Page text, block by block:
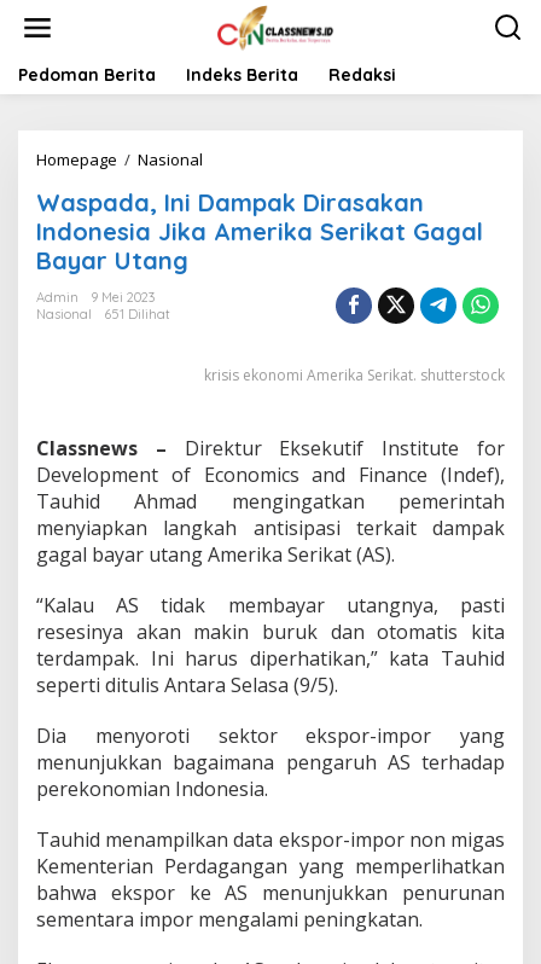
t
Pedoman Berita Indeks Berita Redaksi
Homepage / Nasional
s
p
a
i
m
p
a
D
s
a
k
a
d
o
e
s
i
a
J
Waspada, Ini Dampak Dirasakan
Indonesia Jika Amerika Serikat Gagal
Bayar Utang
Admin
9 Mei 2023
Nasional
651 Dilihat
krisis ekonomi Amerika Serikat. shutterstock
Classnews – Direktur Eksekutif Institute for
Development of Economics and Finance (Indef),
Tauhid Ahmad mengingatkan pemerintah
menyiapkan langkah antisipasi terkait dampak
gagal bayar utang Amerika Serikat (AS).
“Kalau AS tidak membayar utangnya, pasti
resesinya akan makin buruk dan otomatis kita
terdampak. Ini harus diperhatikan,” kata Tauhid
seperti ditulis Antara Selasa (9/5).
Dia menyoroti sektor ekspor-impor yang
menunjukkan bagaimana pengaruh AS terhadap
perekonomian Indonesia.
Tauhid menampilkan data ekspor-impor non migas
Kementerian Perdagangan yang memperlihatkan
bahwa ekspor ke AS menunjukkan penurunan
sementara impor mengalami peningkatan.